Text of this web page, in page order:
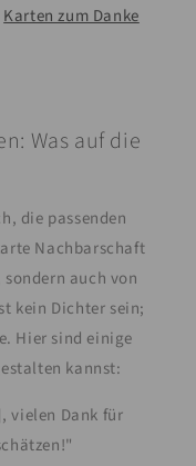
Karten zum Danke
Was auf die
die passenden
Nachbarschaft
auch von
kein Dichter sein;
Hier sind einige
kannst:
vielen Dank für